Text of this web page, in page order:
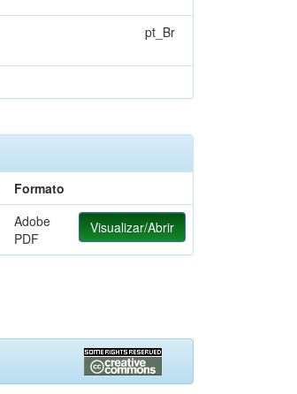
pt_Br
Formato
Adobe
PDF
Visualizar/Abrir